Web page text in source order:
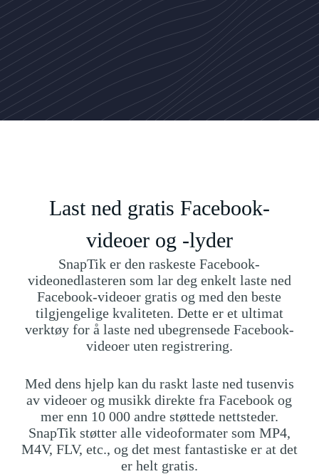
Last ned gratis Facebook-
videoer og -lyder
SnapTik er den raskeste Facebook-
videonedlasteren som lar deg enkelt laste ned
Facebook-videoer gratis og med den beste
tilgjengelige kvaliteten. Dette er et ultimat
verktøy for å laste ned ubegrensede Facebook-
videoer uten registrering.
Med dens hjelp kan du raskt laste ned tusenvis
av videoer og musikk direkte fra Facebook og
mer enn 10 000 andre støttede nettsteder.
SnapTik støtter alle videoformater som MP4,
M4V, FLV, etc., og det mest fantastiske er at det
er helt gratis.